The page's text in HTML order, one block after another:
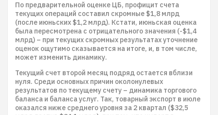
По предварительной оценке ЦБ, профицит счета
текущих операций составил скромные $1,8 млрд
(после июньских $1,2 млрд). Кстати, июньская оценка
была пересмотрена с отрицательного значения (-$1,4
млрд) – при текущих скромных результатах уточнение
оценок ощутимо сказывается на итоге, и, в том числе,
может изменить динамику.
Текущий счет второй месяц подряд остается вблизи
нуля. Среди основных причин околонулевых
результатов по текущему счету – динамика торгового
баланса и баланса услуг. Так, товарный экспорт в июле
оказался ниже среднего уровня за 2 квартал ($32,5